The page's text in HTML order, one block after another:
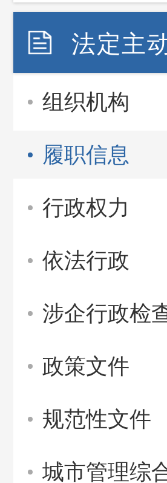
法定主
组织机构
履职信息
行政权力
依法行政
涉企行政检
政策文件
规范性文件
城市管理综